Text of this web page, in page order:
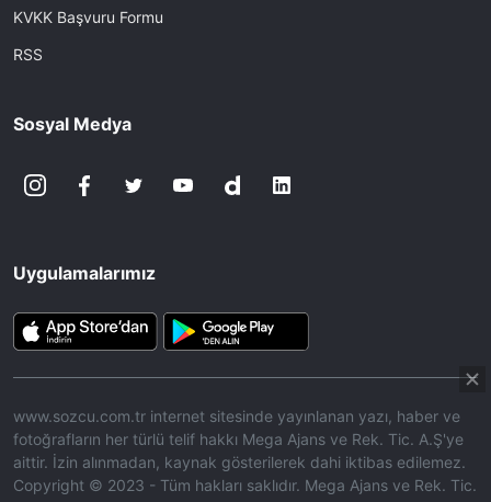
KVKK Başvuru Formu
RSS
Sosyal Medya
Uygulamalarımız
www.sozcu.com.tr internet sitesinde yayınlanan yazı, haber ve
fotoğrafların her türlü telif hakkı Mega Ajans ve Rek. Tic. A.Ş'ye
aittir. İzin alınmadan, kaynak gösterilerek dahi iktibas edilemez.
Copyright © 2023 - Tüm hakları saklıdır. Mega Ajans ve Rek. Tic.